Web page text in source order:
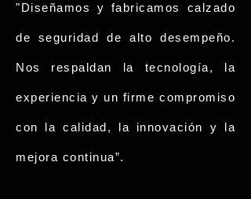
"Diseñamos y fabricamos calzado
de seguridad de alto desempeño.
Nos respaldan la tecnología, la
experiencia y un firme compromiso
con la calidad, la innovación y la
mejora continua”.